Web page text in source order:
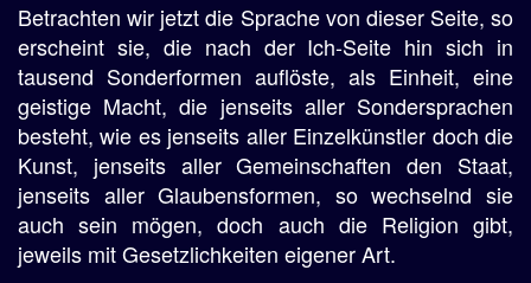
Betrachten wir jetzt die Sprache von dieser Seite, so
erscheint sie, die nach der Ich-Seite hin sich in
tausend Sonderformen auflöste, als Einheit, eine
geistige Macht, die jenseits aller Sondersprachen
besteht, wie es jenseits aller Einzelkünstler doch die
Kunst, jenseits aller Gemeinschaften den Staat,
jenseits aller Glaubensformen, so wechselnd sie
auch sein mögen, doch auch die Religion gibt,
jeweils mit Gesetzlichkeiten eigener Art.